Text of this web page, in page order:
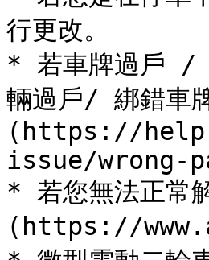
行更改。
* 若車牌過戶 /
輛過戶/ 綁錯車
(https://
issue/wrong-
* 若您無法正常
(https://